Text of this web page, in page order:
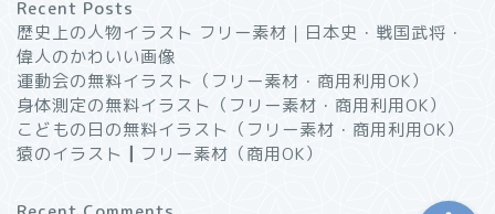
Recent Posts
歴史上の人物イラスト フリー素材｜日本史・戦国武将・
偉人のかわいい画像
運動会の無料イラスト（フリー素材・商用利用OK）
身体測定の無料イラスト（フリー素材・商用利用OK）
こどもの日の無料イラスト（フリー素材・商用利用OK）
猿のイラスト┃フリー素材（商用OK）
イラストブログ
プライバシーポリシー